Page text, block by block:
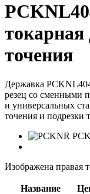
точения
Державка
резец со сменными
и универсальных
точения и подрезки
Изображена правая
Название